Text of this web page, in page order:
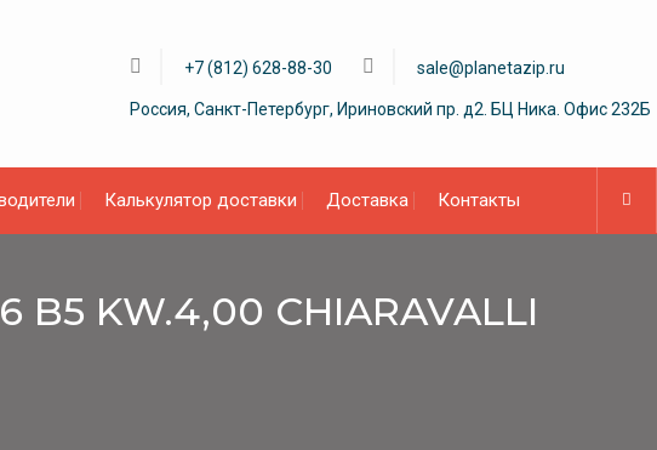
+7 (812) 628-88-30 sale@planetazip.ru
Россия, Санкт-Петербург, Ириновский пр. д2. БЦ Ника. Офис 232Б
Калькулятор доставки Доставка Контакты
B5 KW.4,00 CHIARAVALLI